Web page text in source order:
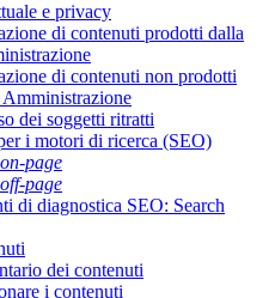
e privacy
di contenuti prodotti dalla
di contenuti non prodotti
dei soggetti ritratti
i motori di ricerca (SEO)
on-page
off-page
di diagnostica SEO: Search
dei contenuti
i contenuti